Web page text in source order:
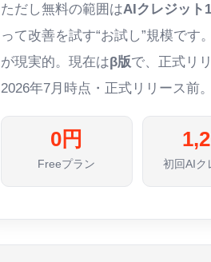
ただし無料の範囲はAIクレジット
って改善を試す“お試し”規模です
が現実的。現在はβ版で、正式リ
2026年7月時点・正式リリース前
0円
Freeプラン 初回AIク